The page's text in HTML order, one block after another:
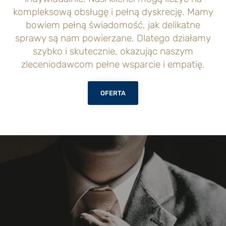
kompleksową obsługę i pełną dyskrecję. Mamy
bowiem pełną świadomość, jak delikatne
sprawy są nam powierzane. Dlatego działamy
szybko i skutecznie, okazując naszym
zleceniodawcom pełne wsparcie i empatię.
OFERTA